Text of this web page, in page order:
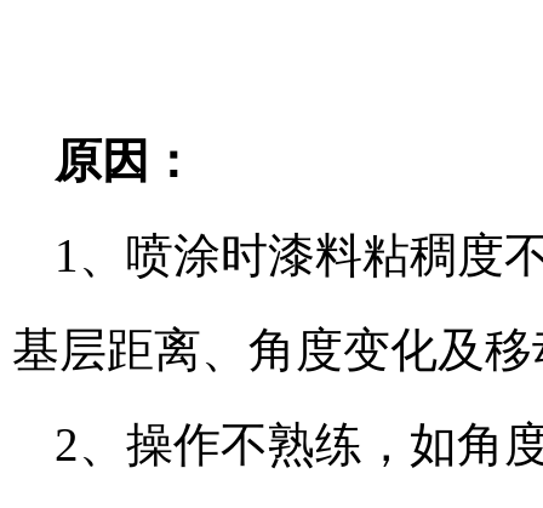
原因：
1、喷涂时漆料粘稠度
基层距离、角度变化及
2、操作不熟练，如角